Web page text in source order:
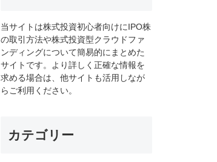
当サイトは株式投資初心者向けにIPO株
の取引方法や株式投資型クラウドファ
ンディングについて簡易的にまとめた
サイトです。より詳しく正確な情報を
求める場合は、他サイトも活用しなが
らご利用ください。
カテゴリー